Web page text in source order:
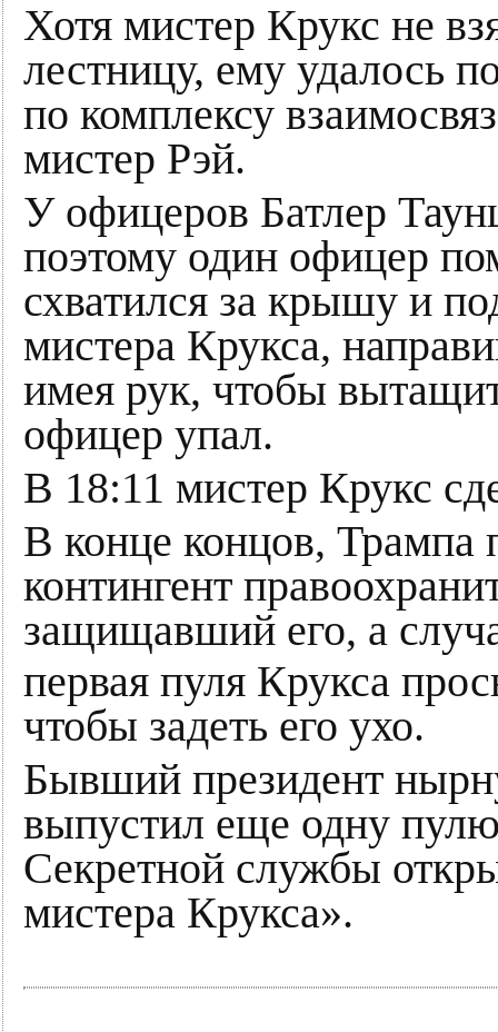
Хотя мистер Крукс не
лестницу, ему удалось
по комплексу
мистер Рэй.
У офицеров Батлер
поэтому один офицер
схватился за крышу и
мистера Крукса,
имея рук, чтобы
офицер упал.
В 18:11 мистер Крукс
В конце концов,
контингент
защищавший его, а
первая пуля Крукса
чтобы задеть его ухо.
Бывший президент
выпустил еще одну
Секретной службы
мистера Крукса».